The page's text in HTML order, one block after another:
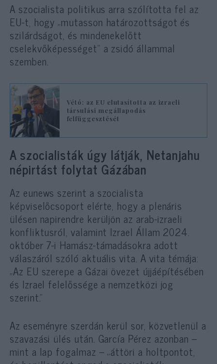
A szocialista politikus arra szólította fel az
EU-t, hogy „mutasson határozottságot és
szilárdságot, és mindenekelőtt
cselekvőképességet” a zsidó állammal
szemben.
Vétó: az EU elutasította az izraeli
társulási megállapodás
felfüggesztését
A szocialisták úgy látják, Netanjahu
népirtást folytat Gázában
Az eunews szerint a szocialista
képviselőcsoport elérte, hogy a plenáris
ülésen napirendre kerüljön az arab-izraeli
konfliktusról, valamint Izrael Állam 2024.
október 7-i Hamász-támadásokra adott
válaszáról szóló aktuális vita. A vita témája:
„Az EU szerepe a Gázai övezet újjáépítésében
és Izrael felelőssége a nemzetközi jog
szerint.”
Az eseményre szerdán kerül sor, közvetlenül a
szavazási ülés után. García Pérez azonban –
mint a lap fogalmaz – „áttöri a holtpontot,